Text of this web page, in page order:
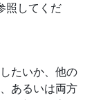
照してくだ
たいか、他の
あるいは両方